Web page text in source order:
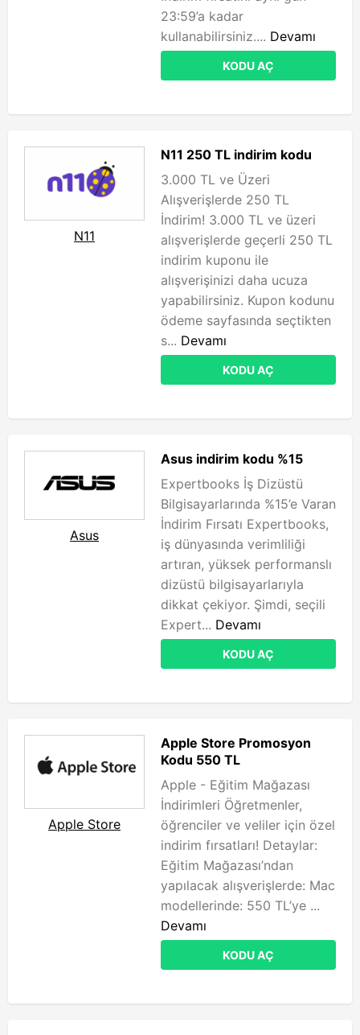
23:59’a kadar
kullanabilirsiniz.... Devamı
KODU AÇ
N11
N11 250 TL indirim kodu
3.000 TL ve Üzeri
Alışverişlerde 250 TL
İndirim! 3.000 TL ve üzeri
alışverişlerde geçerli 250 TL
indirim kuponu ile
alışverişinizi daha ucuza
yapabilirsiniz. Kupon kodunu
ödeme sayfasında seçtikten
s... Devamı
KODU AÇ
Asus
Asus indirim kodu %15
Expertbooks İş Dizüstü
Bilgisayarlarında %15’e Varan
İndirim Fırsatı Expertbooks,
iş dünyasında verimliliği
artıran, yüksek performanslı
dizüstü bilgisayarlarıyla
dikkat çekiyor. Şimdi, seçili
Expert... Devamı
KODU AÇ
Apple Store
Apple Store Promosyon
Kodu 550 TL
Apple - Eğitim Mağazası
İndirimleri Öğretmenler,
öğrenciler ve veliler için özel
indirim fırsatları! Detaylar:
Eğitim Mağazası’ndan
yapılacak alışverişlerde: Mac
modellerinde: 550 TL’ye ...
Devamı
KODU AÇ